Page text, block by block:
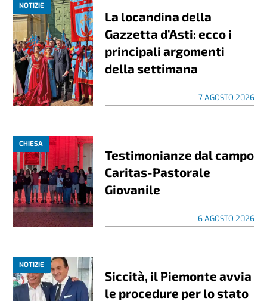
NOTIZIE
La locandina della
Gazzetta d’Asti: ecco i
principali argomenti
della settimana
7 AGOSTO 2026
CHIESA
Testimonianze dal campo
Caritas-Pastorale
Giovanile
6 AGOSTO 2026
NOTIZIE
Siccità, il Piemonte avvia
le procedure per lo stato